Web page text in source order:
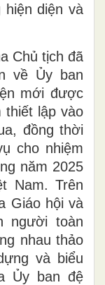
hiện diện và
Chủ tịch đã
về Ủy ban
mới được
thiết lập vào
đồng thời
cho nhiệm
năm 2025
Nam. Trên
Giáo hội và
người toàn
nhau thảo
và biểu
Ủy ban đệ